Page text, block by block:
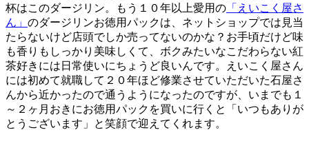
杯はこのダージリン。もう１０年以上愛用の 「えいこく屋さ
ん」 のダージリンお徳用パックは、ネットショップでは見当
たらないけど店頭でしか売ってないのかな？お手頃だけど味
も香りもしっかり美味しくて、ボクみたいなこだわらない紅
茶好きには日常使いにちょうど良いんです。えいこく屋さん
には初めて就職して２０年ほど修業させていただいた石屋さ
んから近かったので通うようになったのですが、いまでも１
～２ヶ月おきにお徳用パックを買いに行くと「いつもありが
とうございます」と笑顔で迎えてくれます。